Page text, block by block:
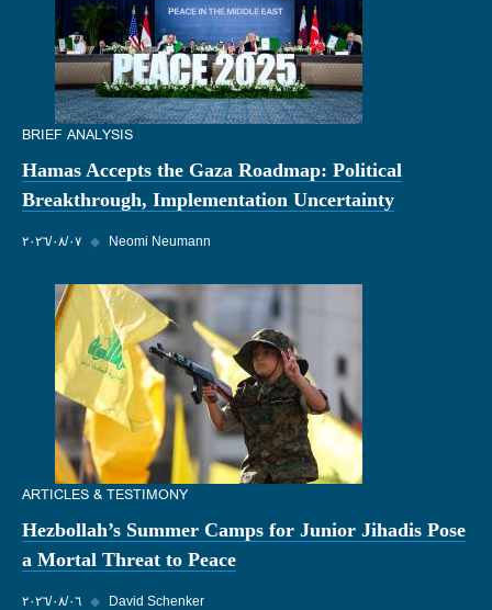
BRIEF ANALYSIS
Hamas Accepts the Gaza Roadmap: Political
Breakthrough, Implementation Uncertainty
٠٧‏/٠٨‏/٢٠٢٦ ◆ Neomi Neumann
ARTICLES & TESTIMONY
Hezbollah’s Summer Camps for Junior Jihadis Pose
a Mortal Threat to Peace
٠٦‏/٠٨‏/٢٠٢٦ ◆ David Schenker